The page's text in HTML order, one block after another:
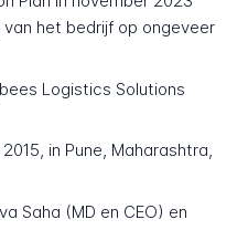
het bedrijf op ongeveer
Logistics Solutions
in Pune, Maharashtra,
Saha (MD en CEO) en